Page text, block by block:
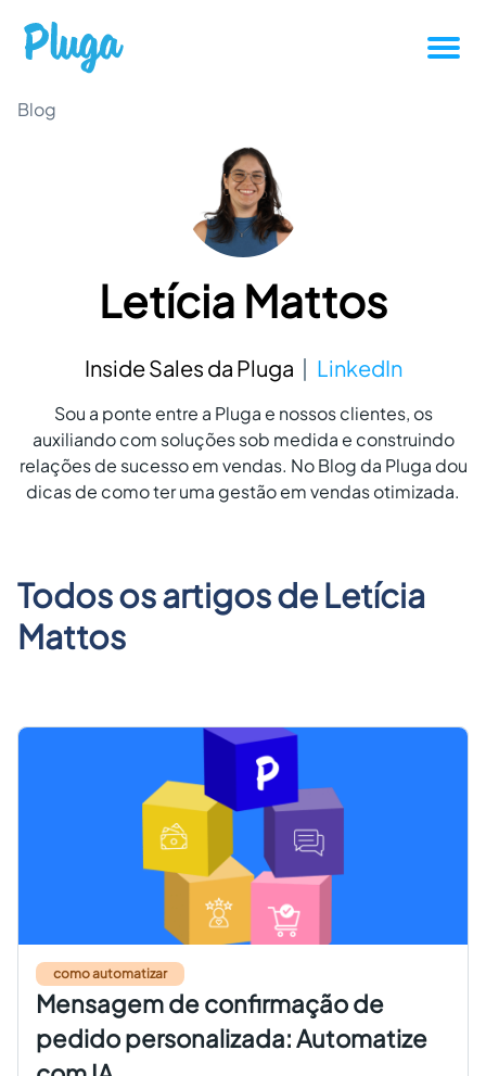
Produtividade
Novidades da Pluga
Casos de sucesso
Outros
Entrar
PT
Blog
Letícia Mattos
Inside Sales da Pluga LinkedIn
Sou a ponte entre a Pluga e nossos clientes, os
auxiliando com soluções sob medida e construindo
relações de sucesso em vendas. No Blog da Pluga dou
dicas de como ter uma gestão em vendas otimizada.
Todos os artigos deLetícia
Mattos
como automatizar
Mensagem de confirmação de
pedido personalizada: Automatize